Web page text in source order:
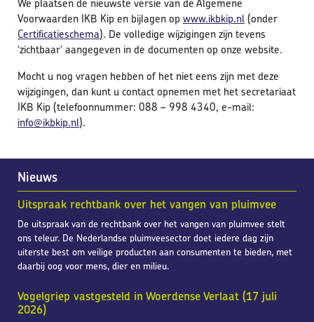
Nieuws
Uitspraak rechtbank over het vangen van pluimvee
De uitspraak van de rechtbank over het vangen van pluimvee stelt
ons teleur. De Nederlandse pluimveesector doet iedere dag zijn
uiterste best om veilige producten aan consumenten te bieden, met
daarbij oog voor mens, dier en milieu.
Vogelgriep vastgesteld in Woerdense Verlaat (17 juli
2026)
We plaatsen de nieuwste versie van de Algemene
Voorwaarden IKB Kip en bijlagen op www.ikbkip.nl (onder
Certificatieschema). De volledige wijzigingen zijn tevens
‘zichtbaar’ aangegeven in de documenten op onze website.
Mocht u nog vragen hebben of het niet eens zijn met deze
wijzigingen, dan kunt u contact opnemen met het secretariaat
IKB Kip (telefoonnummer: 088 – 998 4340, e-mail:
info@ikbkip.nl).